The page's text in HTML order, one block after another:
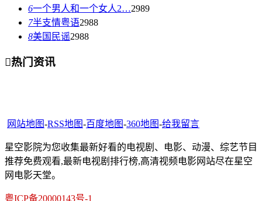
6一个男人和一个女人2…2989
7半支情粤语2988
8美国民谣2988
热门资讯
网站地图-RSS地图-百度地图-360地图-给我留言
星空影院为您收集最新好看的电视剧、电影、动漫、综艺节目
推荐免费观看,最新电视剧排行榜,高清视频电影网站尽在星空
网电影天堂。
粤ICP备20000143号-1